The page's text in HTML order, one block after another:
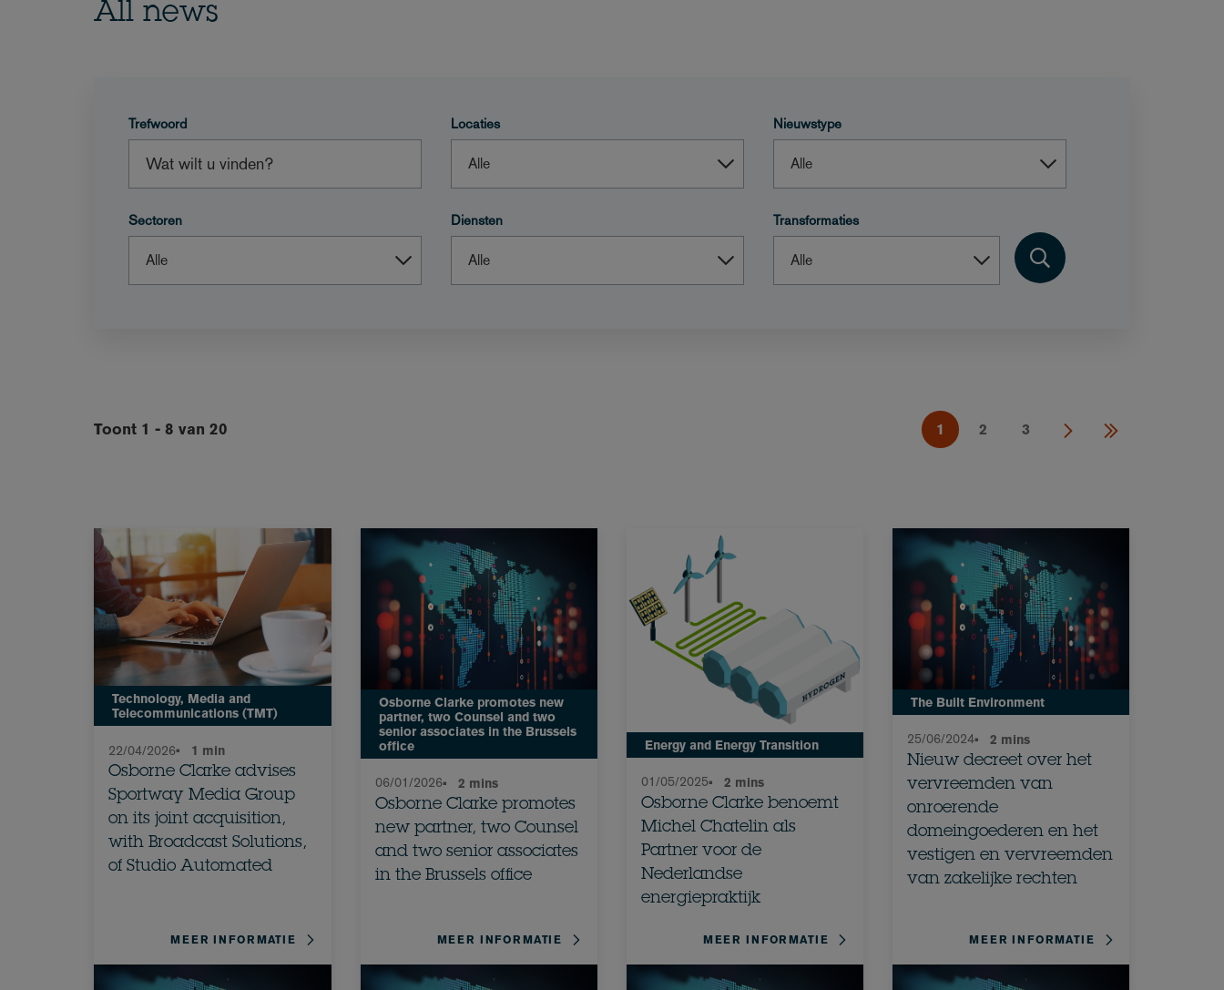
All news
Trefwoord Locaties Nieuwstype
Sectoren Diensten Transformaties
Toont 1 - 8 van 20 1 2 3
Technology, Media and
Telecommunications (TMT)
Osborne Clarke advises
Sportway Media Group
on its joint acquisition,
with Broadcast Solutions,
of Studio Automated
22/04/2026• 1 min
MEER INFORMATIE
Osborne Clarke promotes new
partner, two Counsel and two
senior associates in the Brussels
office
Osborne Clarke promotes
new partner, two Counsel
and two senior associates
in the Brussels office
06/01/2026• 2 mins
MEER INFORMATIE
Energy and Energy Transition
Osborne Clarke benoemt
Michel Chatelin als
Partner voor de
Nederlandse
energiepraktijk
01/05/2025• 2 mins
MEER INFORMATIE
The Built Environment
Nieuw decreet over het
vervreemden van
onroerende
domeingoederen en het
vestigen en vervreemden
van zakelijke rechten
25/06/2024• 2 mins
MEER INFORMATIE